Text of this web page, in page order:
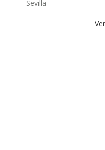
Sevilla